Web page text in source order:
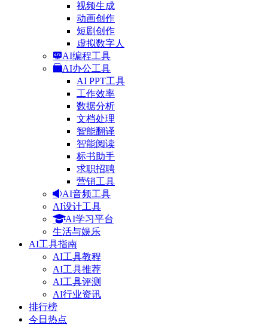
视频生成
动画创作
短剧创作
虚拟数字人
AI编程工具
AI办公工具
AI PPT工具
工作效率
数据分析
文档处理
智能翻译
智能阅读
标书助手
求职招聘
营销工具
AI音频工具
AI设计工具
AI学习平台
生活与娱乐
AI工具指南
AI工具教程
AI工具推荐
AI工具评测
AI行业资讯
排行榜
今日热点